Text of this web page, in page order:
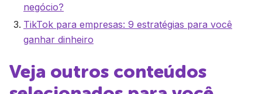
negócio?
TikTok para empresas: 9 estratégias para você
ganhar dinheiro
Veja outros conteúdos